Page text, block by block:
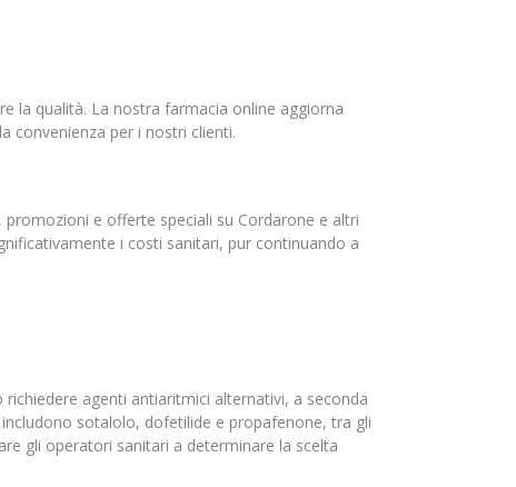
la qualità. La nostra farmacia online aggiorna
convenienza per i nostri clienti.
e offerte speciali su Cordarone e altri
i costi sanitari, pur continuando a
agenti antiaritmici alternativi, a seconda
sotalolo, dofetilide e propafenone, tra gli
gli operatori sanitari a determinare la scelta